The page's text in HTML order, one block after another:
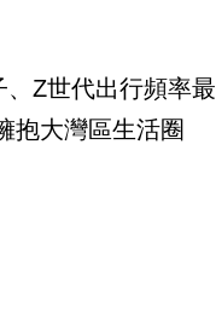
Z世代出行頻率最
抱大灣區生活圈